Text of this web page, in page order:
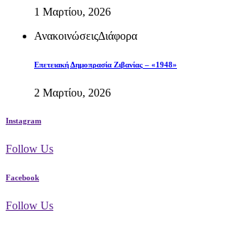
1 Μαρτίου, 2026
ΑνακοινώσειςΔιάφορα
Επετειακή Δημοπρασία Ζιβανίας – «1948»
2 Μαρτίου, 2026
Instagram
Follow Us
Facebook
Follow Us